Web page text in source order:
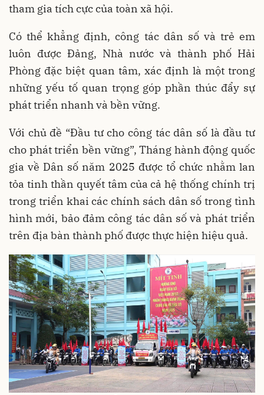
tham gia tích cực của toàn xã hội.
Có thể khẳng định, công tác dân số và trẻ em
luôn được Đảng, Nhà nước và thành phố Hải
Phòng đặc biệt quan tâm, xác định là một trong
những yếu tố quan trọng góp phần thúc đẩy sự
phát triển nhanh và bền vững.
Với chủ đề “Đầu tư cho công tác dân số là đầu tư
cho phát triển bền vững”, Tháng hành động quốc
gia về Dân số năm 2025 được tổ chức nhằm lan
tỏa tinh thần quyết tâm của cả hệ thống chính trị
trong triển khai các chính sách dân số trong tình
hình mới, bảo đảm công tác dân số và phát triển
trên địa bàn thành phố được thực hiện hiệu quả.